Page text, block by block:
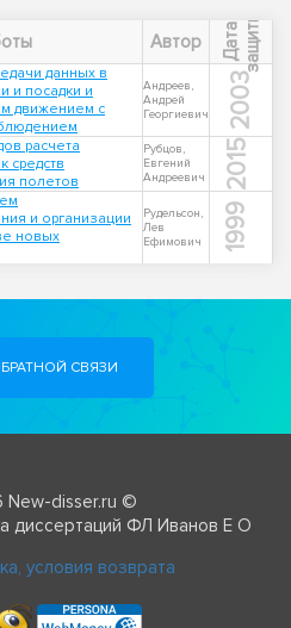
Автор Д
а
т
а
з
а
щ
и
т ы
данных в
и посадки и
движением с
Андреев,
Андрей
Георгиевич
2003
расчета
средств
полетов
Рубцов,
Евгений
Андреевич
2015
и организации
новых
Рудельсон,
Лев
Ефимович
1999
СВЯЗИ
New-disser.ru ©
диссертаций ФЛ Иванов Е О
условия возврата